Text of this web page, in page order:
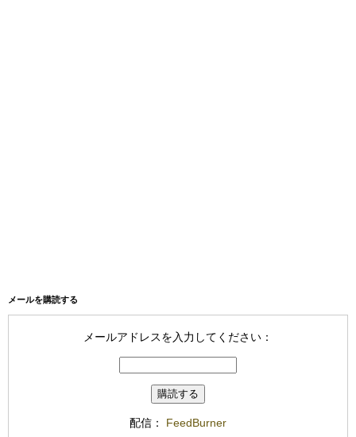
メールを購読する
メールアドレスを入力してください：
配信： FeedBurner